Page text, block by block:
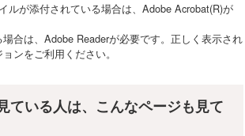
ルが添付されている場合は、Adobe Acrobat(R)が
合は、Adobe Readerが必要です。正しく表示され
ンをご利用ください。
ている人は、こんなページも見て